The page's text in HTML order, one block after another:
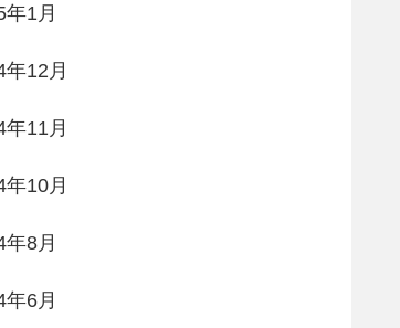
年1月
年12月
年11月
年10月
年8月
年6月